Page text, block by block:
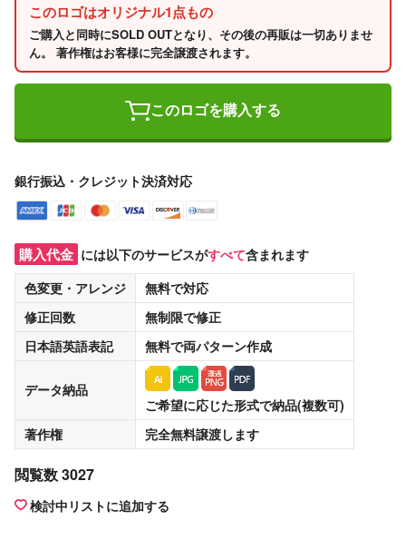
このロゴはオリジナル1点もの
ご購入と同時にSOLD OUTとなり、その後の再販は一切ありませ
ん。 著作権はお客様に完全譲渡されます。
このロゴを購入する
銀行振込・クレジット決済対応
購入代金 には以下のサービスがすべて含まれます
色変更・アレンジ
無料で対応
修正回数
無制限で修正
日本語英語表記
無料で両パターン作成
データ納品
ご希望に応じた形式で納品(複数可)
著作権
完全無料譲渡します
閲覧数 3027
検討中リストに追加する